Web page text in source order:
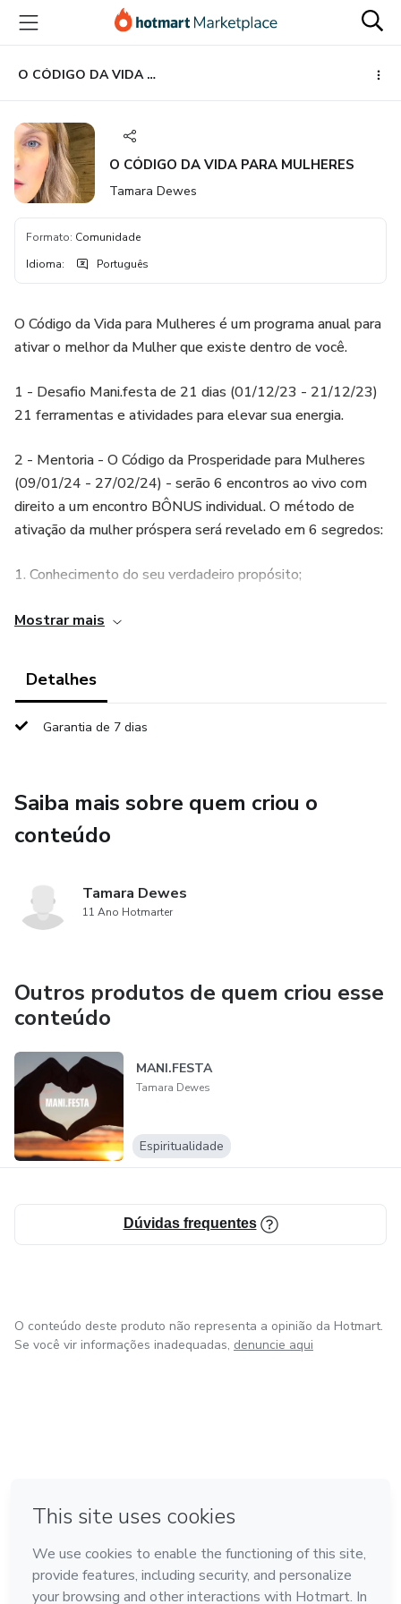
para
conteúdo
principal
para
pagamento
para
rodapé
O CÓDIGO DA VIDA PARA MULHERES
O CÓDIGO DA VIDA PARA MULHERES
Tamara Dewes
Formato: Comunidade
Idioma: Português
O Código da Vida para Mulheres é um programa anual para
ativar o melhor da Mulher que existe dentro de você.
1 - Desafio Mani.festa de 21 dias (01/12/23 - 21/12/23)
21 ferramentas e atividades para elevar sua energia.
2 - Mentoria - O Código da Prosperidade para Mulheres
(09/01/24 - 27/02/24) - serão 6 encontros ao vivo com
direito a um encontro BÔNUS individual. O método de
ativação da mulher próspera será revelado em 6 segredos:
1. Conhecimento do seu verdadeiro propósito;
2. Revelando a sua assinatura energética;
4. O mapa dos bloqueios, crenças limitantes x
reprogramação mental;
6. Criando meu legado;
4 - Comunidade - 20 aulas na comunidade - 18/03/24 à
25/11/24.
Mostrar mais
Detalhes
Garantia de 7 dias
Saiba mais sobre quem criou o
conteúdo
Tamara Dewes
11 Ano Hotmarter
Outros produtos de quem criou esse
conteúdo
MANI.FESTA
Tamara Dewes
Espiritualidade
Dúvidas frequentes
O conteúdo deste produto não representa a opinião da Hotmart.
Se você vir informações inadequadas, denuncie aqui
Feito com ❤ na Cidade do México